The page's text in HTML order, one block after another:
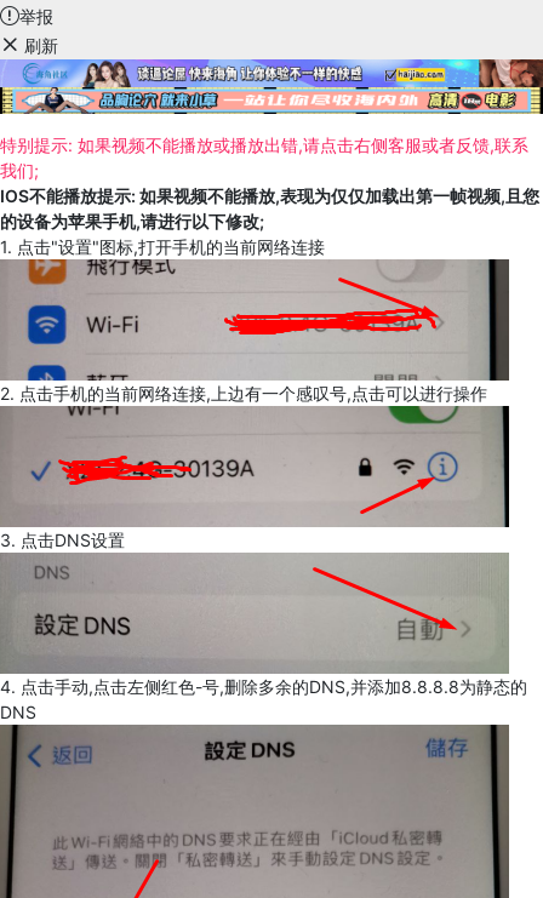
举报
刷新
特别提示: 如果视频不能播放或播放出错,请点击右侧客服或者反馈,联系
我们;
IOS不能播放提示: 如果视频不能播放,表现为仅仅加载出第一帧视频,且您
的设备为苹果手机,请进行以下修改;
1. 点击"设置"图标,打开手机的当前网络连接
2. 点击手机的当前网络连接,上边有一个感叹号,点击可以进行操作
3. 点击DNS设置
4. 点击手动,点击左侧红色-号,删除多余的DNS,并添加8.8.8.8为静态的
DNS